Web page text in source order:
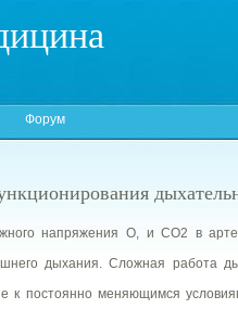
Форум
напряжения О, и СО2 в
дыхания. Сложная работа
к постоянно меняющимся